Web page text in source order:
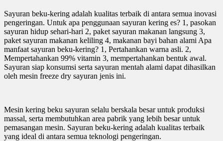
Sayuran beku-kering adalah kualitas terbaik di antara semua inovasi
pengeringan. Untuk apa penggunaan sayuran kering es? 1, pasokan
sayuran hidup sehari-hari 2, paket sayuran makanan langsung 3,
paket sayuran makanan keliling 4, makanan bayi bahan alami Apa
manfaat sayuran beku-kering? 1, Pertahankan warna asli. 2,
Mempertahankan 99% vitamin 3, mempertahankan bentuk awal.
Sayuran siap konsumsi serta sayuran mentah alami dapat dihasilkan
oleh mesin freeze dry sayuran jenis ini.
Mesin kering beku sayuran selalu berskala besar untuk produksi
massal, serta membutuhkan area pabrik yang lebih besar untuk
pemasangan mesin. Sayuran beku-kering adalah kualitas terbaik
yang ideal di antara semua teknologi pengeringan.